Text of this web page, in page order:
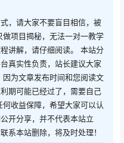
，请大家不要盲目相信，被
项目揭秘，无法一对一教学
讲解，请仔细阅读。 本站分
真实性负责，站长建议大家
为文章发布时间和您阅读文
期可能已经过了，需要自己
收益保障，希望大家可以认
开分享，并不代表本站立
系本站删除，将及时处理！